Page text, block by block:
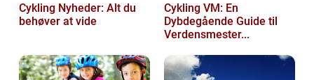
Cykling Nyheder: Alt du
behøver at vide
Cykling VM: En
Dybdegående Guide til
Verdensmester...